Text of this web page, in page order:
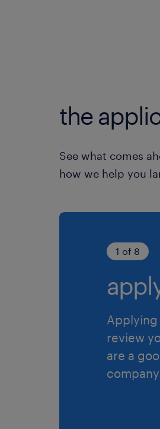
the
See what comes
how we help you
1 of 8
Applying
review
are a